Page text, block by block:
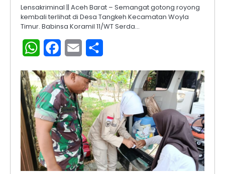
Lensakriminal || Aceh Barat – Semangat gotong royong
kembali terlihat di Desa Tangkeh Kecamatan Woyla
Timur. Babinsa Koramil 11/WT Serda…
WhatsAppFacebook
Email